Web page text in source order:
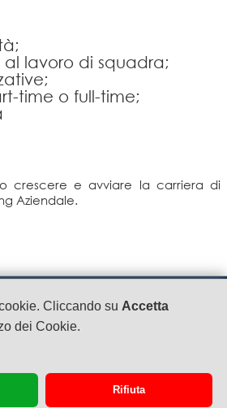
Cliccando su Accetta
dei Cookie.
Rifiuta
al lavoro di squadra;
time o full-time;
crescere e avviare la carriera di
Aziendale.